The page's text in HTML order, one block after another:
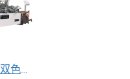
高速自动开窗双色凹凸浮雕烫金机